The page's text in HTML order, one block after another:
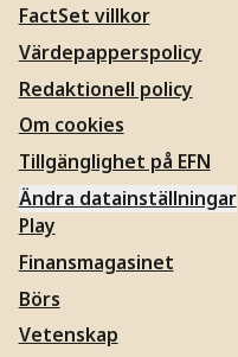
FactSet villkor
Värdepapperspolicy
Redaktionell policy
Om cookies
Tillgänglighet på EFN
Ändra datainställningar
Play
Finansmagasinet
Börs
Vetenskap